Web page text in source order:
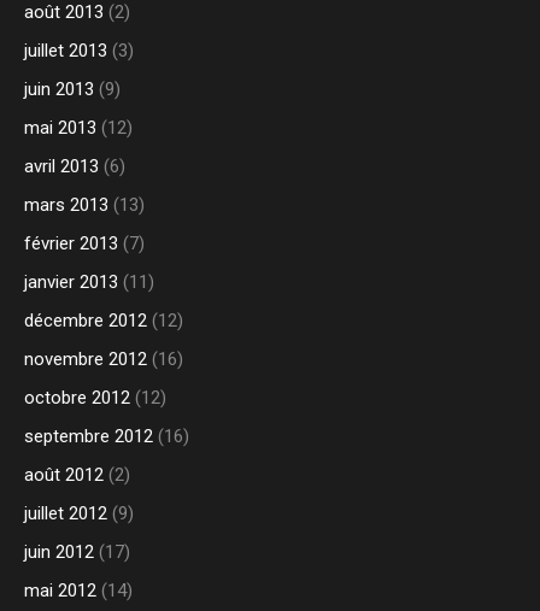
août 2013 (2)
juillet 2013 (3)
juin 2013 (9)
mai 2013 (12)
avril 2013 (6)
mars 2013 (13)
février 2013 (7)
janvier 2013 (11)
décembre 2012 (12)
novembre 2012 (16)
octobre 2012 (12)
septembre 2012 (16)
août 2012 (2)
juillet 2012 (9)
juin 2012 (17)
mai 2012 (14)